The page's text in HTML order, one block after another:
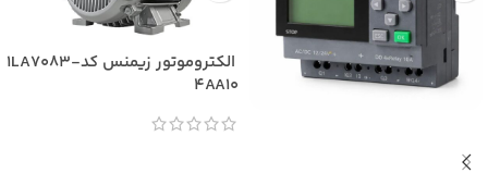
الکتروموتور زیمنس کد1LA7083-
4AA10